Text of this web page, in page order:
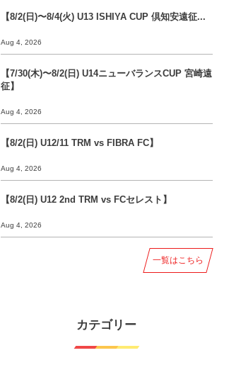
【8/2(日)〜8/4(火) U13 ISHIYA CUP 倶知安遠征...
Aug 4, 2026
【7/30(木)〜8/2(日) U14ニューバランスCUP 宮崎遠
征】
Aug 4, 2026
【8/2(日) U12/11 TRM vs FIBRA FC】
Aug 4, 2026
【8/2(日) U12 2nd TRM vs FCセレスト】
Aug 4, 2026
一覧はこちら
カテゴリー